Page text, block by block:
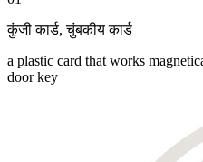
कुंजी कार्ड,चुंबकीय कार्ड
a plastic card that works
door key